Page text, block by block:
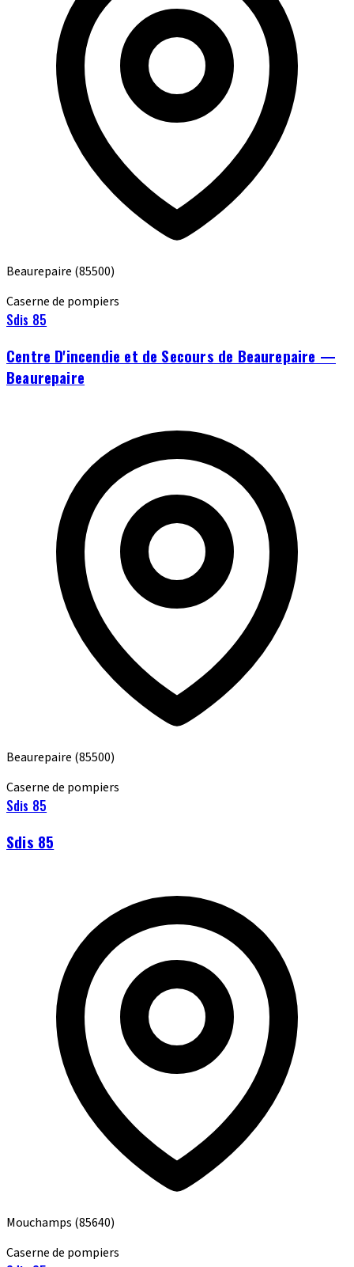
Beaurepaire (85500)
Caserne de pompiers
Sdis 85
Centre D'incendie et de Secours de Beaurepaire —
Beaurepaire
Beaurepaire (85500)
Caserne de pompiers
Sdis 85
Sdis 85
Mouchamps (85640)
Caserne de pompiers